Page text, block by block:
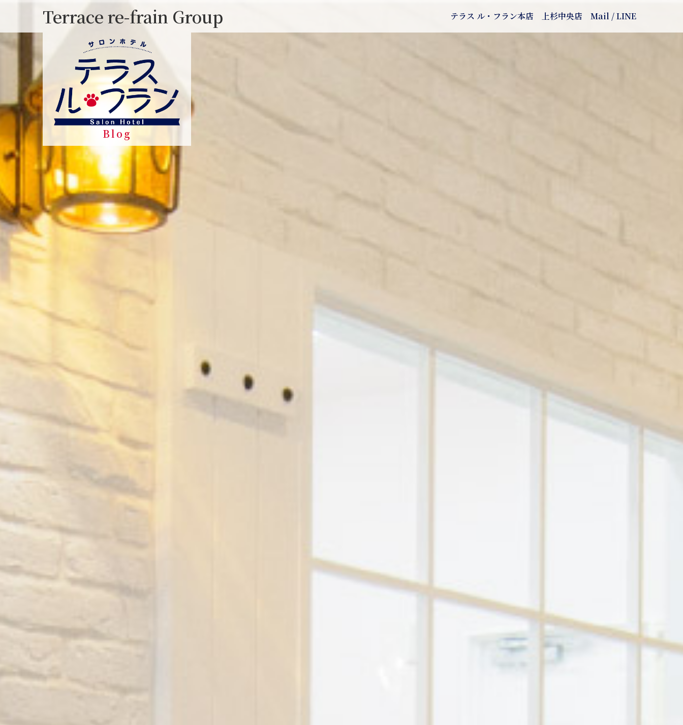
content
Terrace re-frain Group テラス ル・フラン本店 上杉中央店 Mail / LINE
Blog